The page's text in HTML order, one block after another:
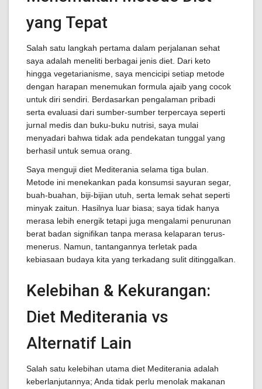
yang Tepat
Salah satu langkah pertama dalam perjalanan sehat
saya adalah meneliti berbagai jenis diet. Dari keto
hingga vegetarianisme, saya mencicipi setiap metode
dengan harapan menemukan formula ajaib yang cocok
untuk diri sendiri. Berdasarkan pengalaman pribadi
serta evaluasi dari sumber-sumber terpercaya seperti
jurnal medis dan buku-buku nutrisi, saya mulai
menyadari bahwa tidak ada pendekatan tunggal yang
berhasil untuk semua orang.
Saya menguji diet Mediterania selama tiga bulan.
Metode ini menekankan pada konsumsi sayuran segar,
buah-buahan, biji-bijian utuh, serta lemak sehat seperti
minyak zaitun. Hasilnya luar biasa; saya tidak hanya
merasa lebih energik tetapi juga mengalami penurunan
berat badan signifikan tanpa merasa kelaparan terus-
menerus. Namun, tantangannya terletak pada
kebiasaan budaya kita yang terkadang sulit ditinggalkan.
Kelebihan & Kekurangan:
Diet Mediterania vs
Alternatif Lain
Salah satu kelebihan utama diet Mediterania adalah
keberlanjutannya; Anda tidak perlu menolak makanan